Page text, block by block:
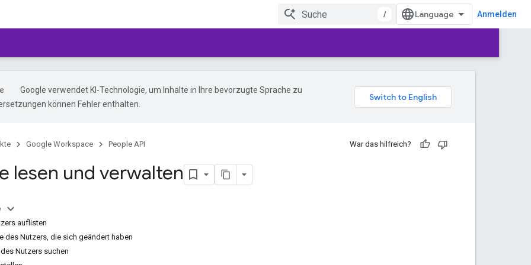
/ Anmelden
Google verwendet KI-Technologie, um Inhalte in Ihre bevorzugte Sprache zu
können Fehler enthalten.
Google Workspace People API War das hilfreich?
lesen und verwalten
auflisten
des Nutzers, die sich geändert haben
des Nutzers suchen